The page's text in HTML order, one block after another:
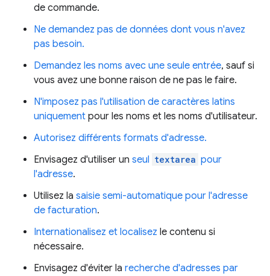
de commande.
Ne demandez pas de données dont vous n'avez
pas besoin.
Demandez les noms avec une seule entrée, sauf si
vous avez une bonne raison de ne pas le faire.
N'imposez pas l'utilisation de caractères latins
uniquement pour les noms et les noms d'utilisateur.
Autorisez différents formats d'adresse.
Envisagez d'utiliser un seul textarea pour
l'adresse.
Utilisez la saisie semi-automatique pour l'adresse
de facturation.
Internationalisez et localisez le contenu si
nécessaire.
Envisagez d'éviter la recherche d'adresses par